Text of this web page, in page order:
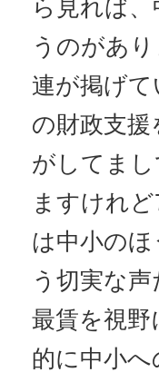
ら見れば
うのがあ
連が掲げ
の財政支
がしてま
ますけれ
は中小の
う切実な
最賃を視
的に中小